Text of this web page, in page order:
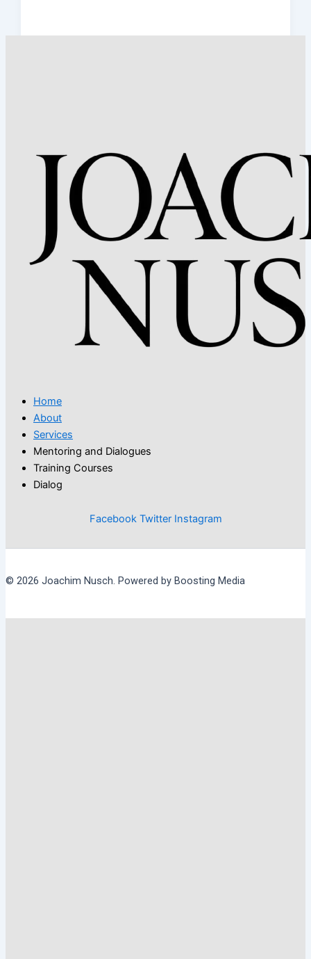
Home
About
Services
Mentoring and Dialogues
Training Courses
Dialog
Facebook Twitter Instagram
© 2026 Joachim Nusch. Powered by Boosting Media